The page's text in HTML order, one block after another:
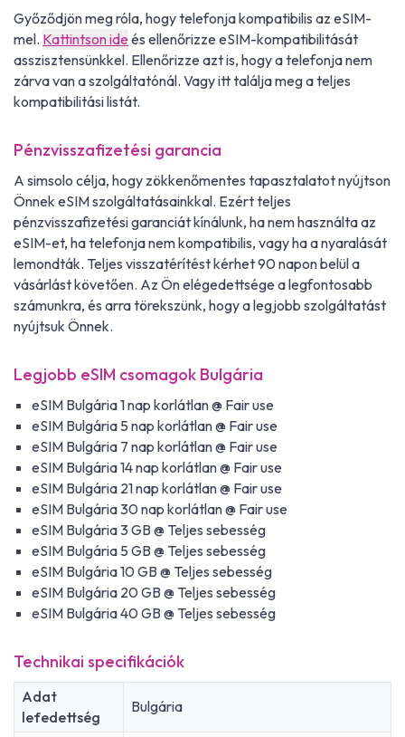
Győződjön meg róla, hogy telefonja kompatibilis az eSIM-
mel. Kattintson ide és ellenőrizze eSIM-kompatibilitását
asszisztensünkkel. Ellenőrizze azt is, hogy a telefonja nem
zárva van a szolgáltatónál. Vagy itt találja meg a teljes
kompatibilitási listát.
Pénzvisszafizetési garancia
A simsolo célja, hogy zökkenőmentes tapasztalatot nyújtson
Önnek eSIM szolgáltatásainkkal. Ezért teljes
pénzvisszafizetési garanciát kínálunk, ha nem használta az
eSIM-et, ha telefonja nem kompatibilis, vagy ha a nyaralását
lemondták. Teljes visszatérítést kérhet 90 napon belül a
vásárlást követően. Az Ön elégedettsége a legfontosabb
számunkra, és arra törekszünk, hogy a legjobb szolgáltatást
nyújtsuk Önnek.
Legjobb eSIM csomagok Bulgária
eSIM Bulgária 1 nap korlátlan @ Fair use
eSIM Bulgária 5 nap korlátlan @ Fair use
eSIM Bulgária 7 nap korlátlan @ Fair use
eSIM Bulgária 14 nap korlátlan @ Fair use
eSIM Bulgária 21 nap korlátlan @ Fair use
eSIM Bulgária 30 nap korlátlan @ Fair use
eSIM Bulgária 3 GB @ Teljes sebesség
eSIM Bulgária 5 GB @ Teljes sebesség
eSIM Bulgária 10 GB @ Teljes sebesség
eSIM Bulgária 20 GB @ Teljes sebesség
eSIM Bulgária 40 GB @ Teljes sebesség
Technikai specifikációk
Adat
lefedettség
Bulgária